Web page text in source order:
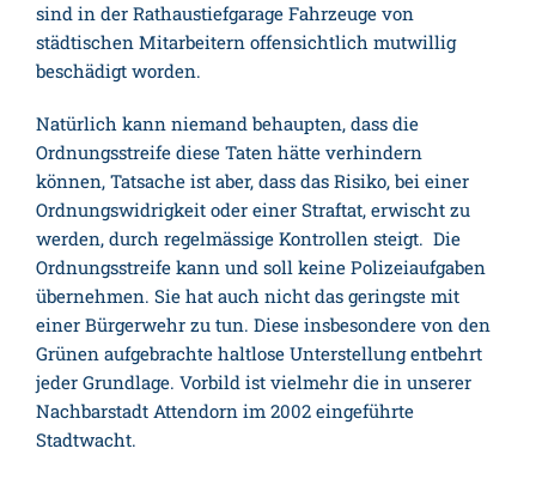
sind in der Rathaustiefgarage Fahrzeuge von
städtischen Mitarbeitern offensichtlich mutwillig
beschädigt worden.
Natürlich kann niemand behaupten, dass die
Ordnungsstreife diese Taten hätte verhindern
können, Tatsache ist aber, dass das Risiko, bei einer
Ordnungswidrigkeit oder einer Straftat, erwischt zu
werden, durch regelmässige Kontrollen steigt. Die
Ordnungsstreife kann und soll keine Polizeiaufgaben
übernehmen. Sie hat auch nicht das geringste mit
einer Bürgerwehr zu tun. Diese insbesondere von den
Grünen aufgebrachte haltlose Unterstellung entbehrt
jeder Grundlage. Vorbild ist vielmehr die in unserer
Nachbarstadt Attendorn im 2002 eingeführte
Stadtwacht.